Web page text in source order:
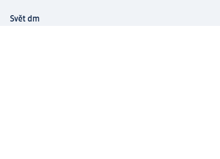
Svět dm